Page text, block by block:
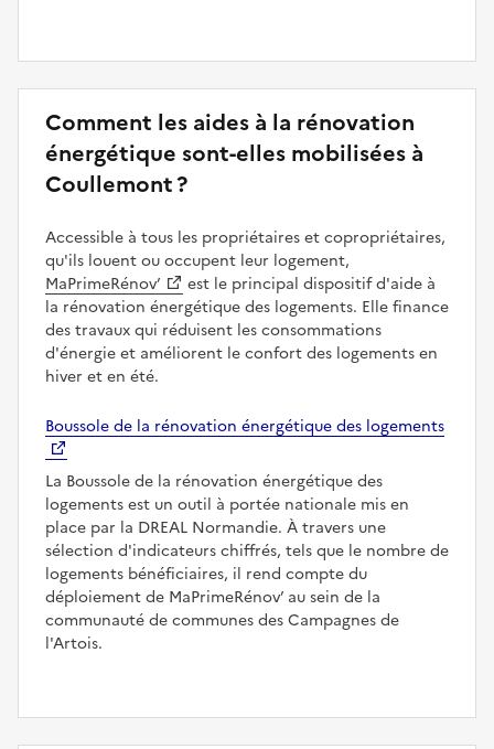
Comment les aides à la rénovation
énergétique sont-elles mobilisées à
Coullemont ?
Accessible à tous les propriétaires et copropriétaires,
qu'ils louent ou occupent leur logement,
MaPrimeRénov’
est le principal dispositif d'aide à
la rénovation énergétique des logements. Elle finance
des travaux qui réduisent les consommations
d'énergie et améliorent le confort des logements en
hiver et en été.
Boussole de la rénovation énergétique des logements
La Boussole de la rénovation énergétique des
logements est un outil à portée nationale mis en
place par la DREAL Normandie. À travers une
sélection d'indicateurs chiffrés, tels que le nombre de
logements bénéficiaires, il rend compte du
déploiement de MaPrimeRénov’ au sein de la
communauté de communes des Campagnes de
l'Artois.